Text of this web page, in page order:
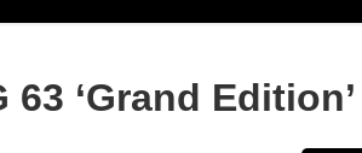
63 ‘Grand